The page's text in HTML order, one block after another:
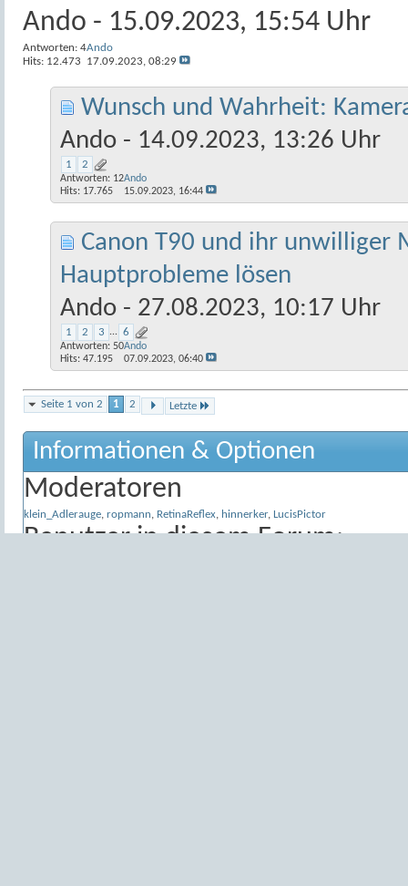
Ando - 15.09.2023, 15:54 Uhr
Antworten: 4
Hits: 12.473
Ando
17.09.2023, 08:29
Wunsch und Wahrheit:
Ando - 14.09.2023, 13:26 Uhr
1 2
Antworten: 12
Hits: 17.765
Ando
15.09.2023, 16:44
Canon T90 und ihr unwilliger
Hauptprobleme lösen
Ando - 27.08.2023, 10:17 Uhr
1 2 3 ... 6
Antworten: 50
Hits: 47.195
Ando
07.09.2023, 06:40
Seite 1 von 2 1 2 Letzte
Informationen & Optionen
Moderatoren
klein_Adlerauge ropmann RetinaReflex hinnerker, LucisPictor
Benutzer in diesem Forum: